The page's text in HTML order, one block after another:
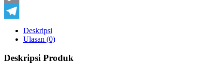
Copy
Telegram
Deskripsi
Ulasan (0)
Deskripsi Produk